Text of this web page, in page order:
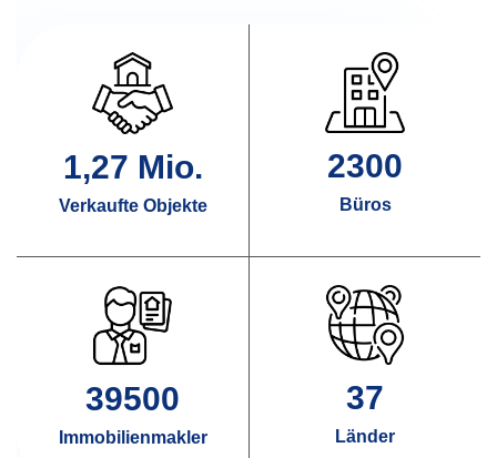
Verkaufte Objekte
1,27 Mio.
Büros
2300
Immobilienmakler
39500
Länder
37